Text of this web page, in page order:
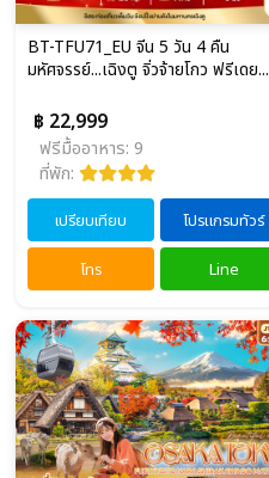
BT-TFU71_EU จีน 5 วัน 4 คืน
มหัศจรรย์...เฉิงตู จิ่วจ้ายโกว ฟรีเดย...
฿ 22,999
ฟรีมื้ออาหาร: 9
ที่พัก:
เปรียบเทียบ โปรแกรมทัวร์
โทร Line